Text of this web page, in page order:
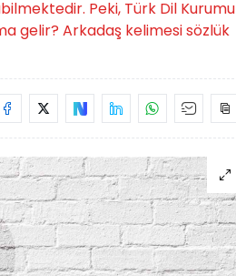
Peki, Türk Dil Kurumu
gelir? Arkadaş kelimesi sözlük